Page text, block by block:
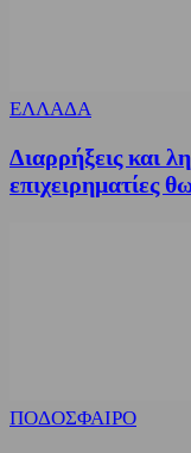
ΕΛΛΑΔΑ
Διαρρήξεις και
επιχειρηματίες
ΠΟΔΟΣΦΑΙΡΟ